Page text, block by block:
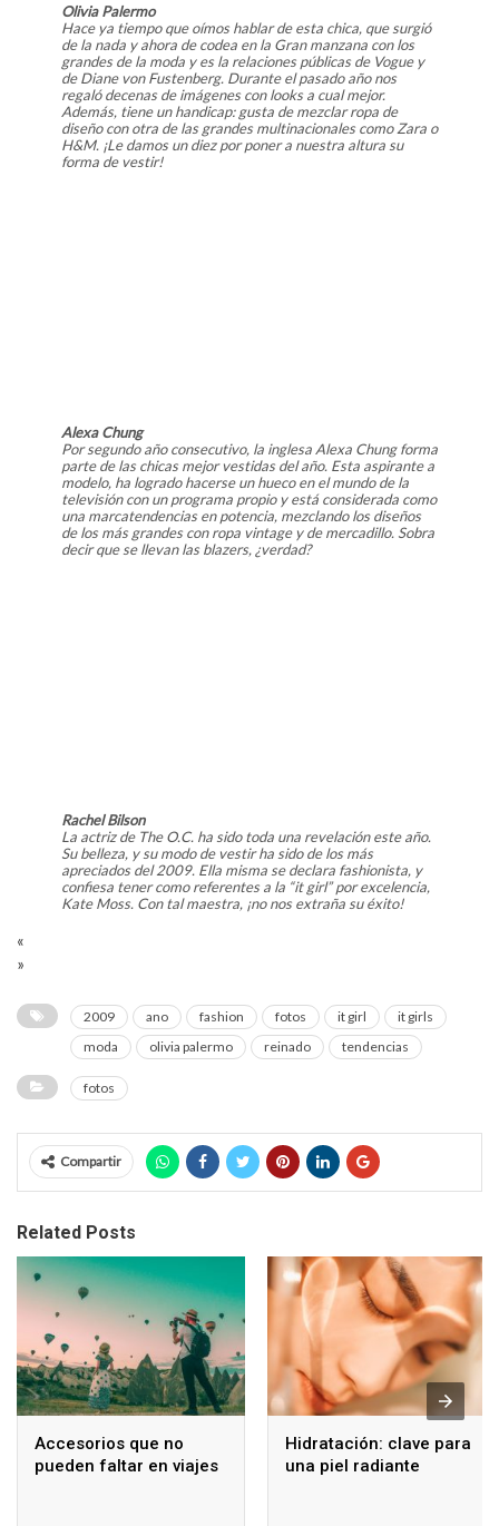
Olivia Palermo
Hace ya tiempo que oímos hablar de esta chica, que surgió
de la nada y ahora de codea en la Gran manzana con los
grandes de la moda y es la relaciones públicas de Vogue y
de Diane von Fustenberg. Durante el pasado año nos
regaló decenas de imágenes con looks a cual mejor.
Además, tiene un handicap: gusta de mezclar ropa de
diseño con otra de las grandes multinacionales como Zara o
H&M. ¡Le damos un diez por poner a nuestra altura su
forma de vestir!
Alexa Chung
Por segundo año consecutivo, la inglesa Alexa Chung forma
parte de las chicas mejor vestidas del año. Esta aspirante a
modelo, ha logrado hacerse un hueco en el mundo de la
televisión con un programa propio y está considerada como
una marcatendencias en potencia, mezclando los diseños
de los más grandes con ropa vintage y de mercadillo. Sobra
decir que se llevan las blazers, ¿verdad?
Rachel Bilson
La actriz de The O.C. ha sido toda una revelación este año.
Su belleza, y su modo de vestir ha sido de los más
apreciados del 2009. Ella misma se declara fashionista, y
confiesa tener como referentes a la “it girl” por excelencia,
Kate Moss. Con tal maestra, ¡no nos extraña su éxito!
«
»
2009 ano fashion fotos it girl
it girls
moda
olivia palermo reinado tendencias
fotos
Compartir
Related Posts
Accesorios que no
pueden faltar en viajes
Hidratación: clave para
una piel radiante